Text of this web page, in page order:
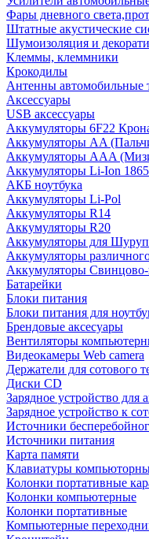
Фары дневного
Штатные акустические
Шумоизоляция и
Клеммы, клеммники
Крокодилы
Антенны автомобильные
Аксессуары
USB аксессуары
Аккумуляторы 6F22
Аккумуляторы AA
Аккумуляторы AAA
Аккумуляторы Li-Ion
АКБ ноутбука
Аккумуляторы Li-Pol
Аккумуляторы R14
Аккумуляторы R20
Аккумуляторы для
Аккумуляторы
Аккумуляторы
Батарейки
Блоки питания
Блоки питания для
Брендовые аксесуары
Вентиляторы
Видеокамеры Web camera
Держатели для сотового
Диски CD
Зарядное устройство для
Зарядное устройство к
Источники
Источники питания
Карта памяти
Клавиатуры
Колонки портативные
Колонки компьютерные
Колонки портативные
Компьютерные